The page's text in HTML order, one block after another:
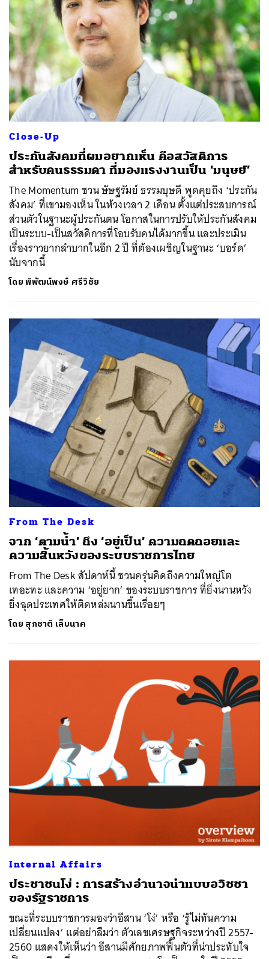
Close-Up
ประกันสังคมที่ผมอยากเห็น คือสวัสดิการ
สำหรับคนธรรมดา ที่มองแรงงานเป็น ‘มนุษย์’
The Momentum ชวน ษัษฐรัมย์ ธรรมบุษดี พูดคุยถึง ‘ประกัน
สังคม’ ที่เขามองเห็น ในห้วงเวลา 2 เดือน ตั้งแต่ประสบการณ์
ส่วนตัวในฐานะผู้ประกันตน โอกาสในการปรับให้ประกันสังคม
เป็นระบบ-เป็นสวัสดิการที่โอบรับคนได้มากขึ้น และประเมิน
เรื่องราวยากลำบากในอีก 2 ปี ที่ต้องเผชิญในฐานะ ‘บอร์ด’
นับจากนี้
โดยพิพัฒน์พงษ์ ศรีวิชัย
From The Desk
​​จาก ‘ตามน้ำ’ ถึง ‘อยู่เป็น’ ความถดถอยและ
ความสิ้นหวังของระบบราชการไทย
From The Desk สัปดาห์นี้ ชวนครุ่นคิดถึงความใหญ่โต
เทอะทะ และความ ‘อยู่ยาก’ ของระบบราชการ ที่ยิ่งนานหวัง
ยิ่งฉุดประเทศให้ติดหล่มนานขึ้นเรื่อยๆ
โดย สุภชาติ เล็บนาค
Internal Affairs
ประชาชนโง่ : การสร้างอำนาจนำแบบอวิชชา
ของรัฐราชการ
ขณะที่ระบบราชการมองว่าอีสาน ‘โง่’ หรือ ‘รู้ไม่ทันความ
เปลี่ยนแปลง’ แต่อย่าลืมว่า ตัวเลขเศรษฐกิจระหว่างปี 2557-
2560 แสดงให้เห็นว่า อีสานมีศักยภาพฟื้นตัวที่น่าประทับใจ
ค้นหา
SHARE TWEET LINE EMAIL